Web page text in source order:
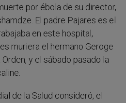
por ébola de su director,
El padre Pajares es el
en este hospital,
muriera el hermano Geroge
y el sábado pasado la
de la Salud consideró, el